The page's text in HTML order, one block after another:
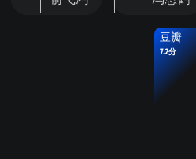
豆瓣
7.2分